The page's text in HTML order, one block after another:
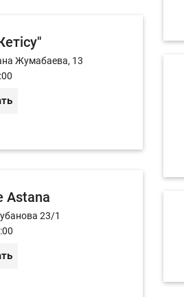
Жумабаева, 13
Astana
23/1